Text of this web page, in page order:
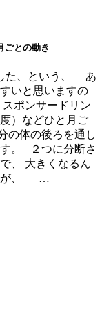
との動き
た、という、 あ
いと思いますの
ポンサードリン
）などひと月ご
の体の後ろを通し
。 ２つに分断さ
、 大きくなるん
が、 …